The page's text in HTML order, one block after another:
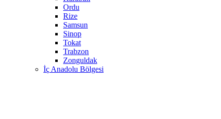
Ordu
Rize
Samsun
Sinop
Tokat
Trabzon
Zonguldak
İç Anadolu Bölgesi